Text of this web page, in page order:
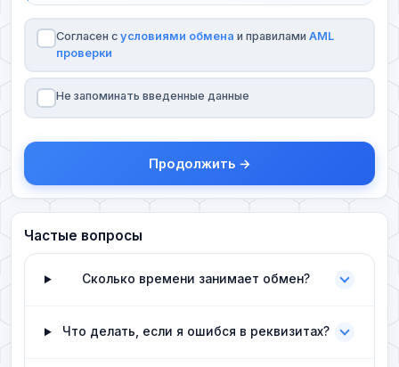
Согласен с условиями обмена и правилами AML
проверки
Не запоминать введенные данные
Продолжить →
Частые вопросы
Сколько времени занимает обмен?
Что делать, если я ошибся в реквизитах?